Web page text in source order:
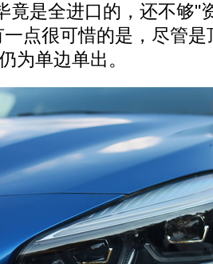
竟是全进口的，还不够"
点很可惜的是，尽管
为单边单出。